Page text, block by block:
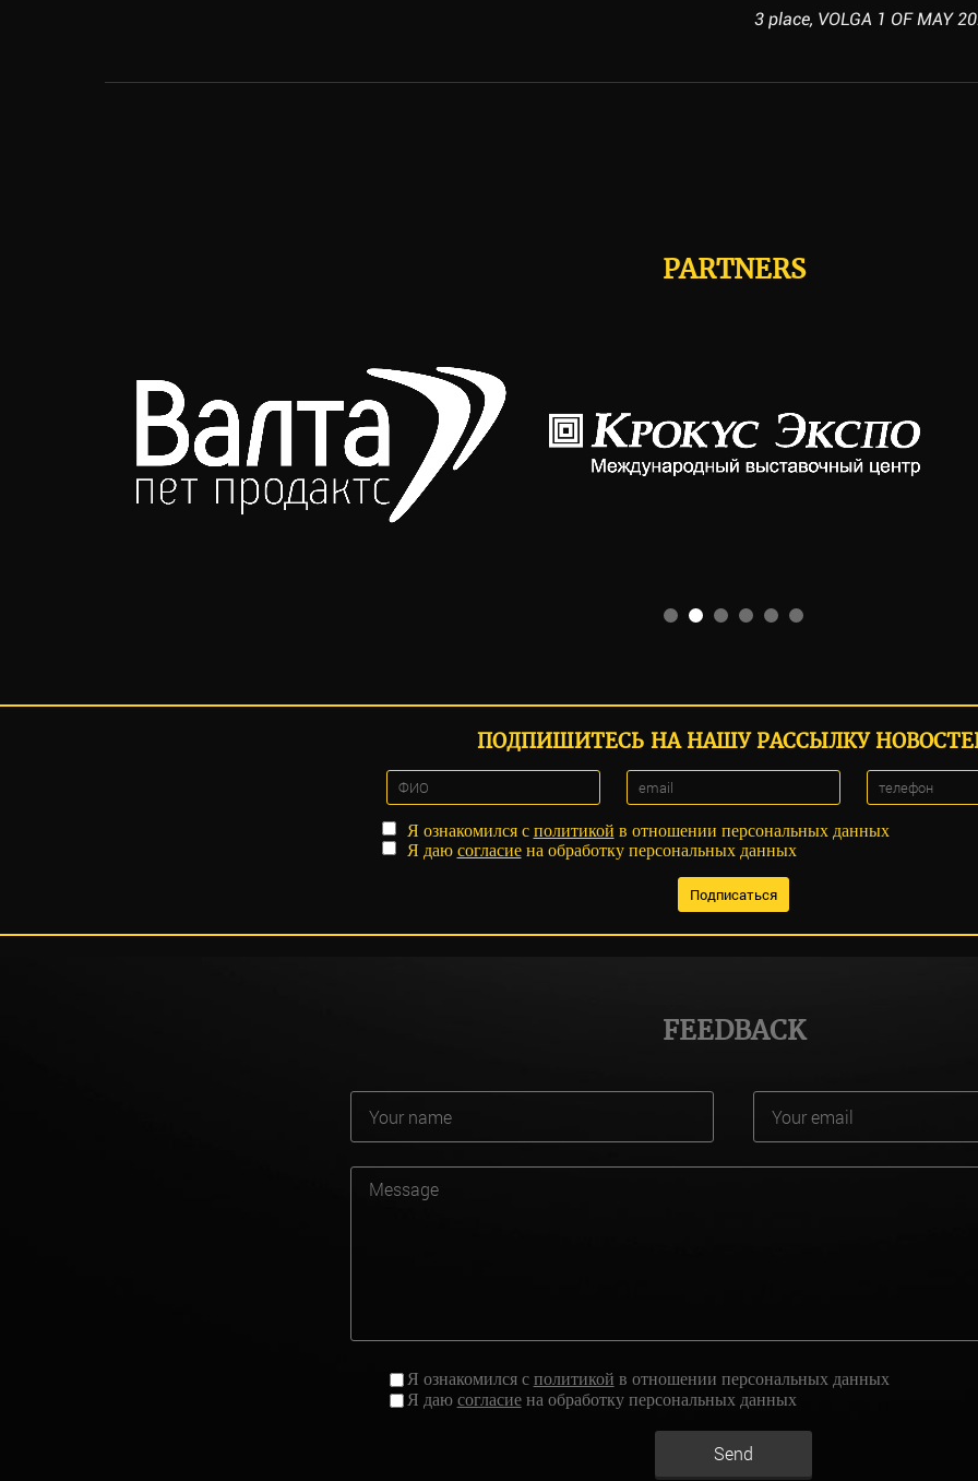
3 place, VOLGA 1 OF MAY
PARTNERS
ПОДПИШИТЕСЬ НА НАШУ РАССЫЛКУ
Я ознакомился с политикой в отношении персональных данных
Я даю согласиена обработку персональных данных
FEEDBACK
Я ознакомился с политикой в отношении персональных данных
Я даю согласиена обработку персональных данных
Send